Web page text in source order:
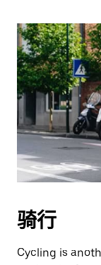
骑行
Cycling is